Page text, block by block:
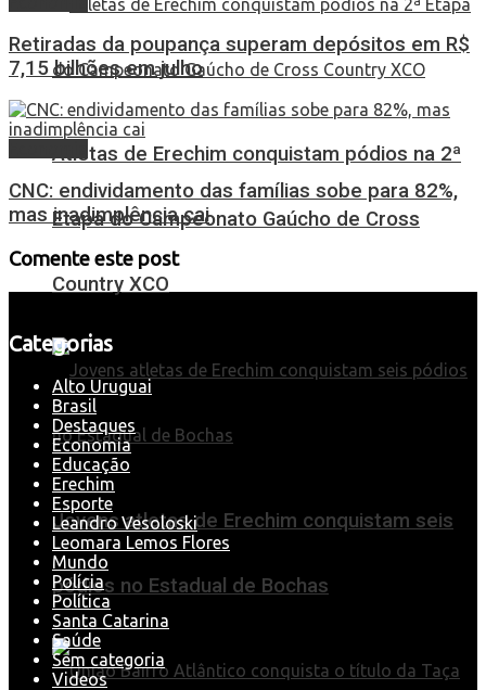
Atletas de Erechim conquistam pódios na 2ª
Etapa do Campeonato Gaúcho de Cross
Country XCO
Jovens atletas de Erechim conquistam seis
pódios no Estadual de Bochas
Retiradas da poupança superam depósitos em R$
7,15 bilhões em julho
CNC: endividamento das famílias sobe para 82%,
mas inadimplência cai
Comente este post
Categorias
Alto Uruguai
Brasil
Destaques
Economia
Educação
Erechim
Esporte
Leandro Vesoloski
Leomara Lemos Flores
Mundo
Polícia
Política
Santa Catarina
Saúde
Sem categoria
Videos